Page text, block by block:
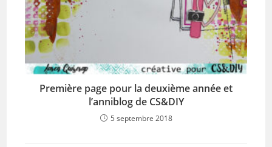
Première page pour la deuxième année et
l’anniblog de CS&DIY
5 septembre 2018